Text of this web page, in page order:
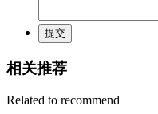
提交
相关推荐
Related to recommend